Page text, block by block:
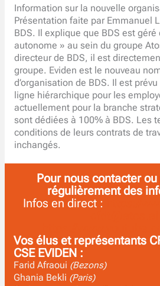
Information sur la nouvelle
Présentation faite par Emmanuel
BDS. Il explique que BDS est
autonome » au sein du groupe
directeur de BDS, il est
groupe. Eviden est le nouveau
d’organisation de BDS. Il est
ligne hiérarchique pour les
actuellement pour la branche
sont dédiées à 100% à BDS. Les
conditions de leurs contrats de
inchangés.
Pour nous contacter
régulièrement des
Infos en direct :
Vos élus et représentants
CSE EVIDEN :
Farid Afraoui (Bezons)
Ghania Bekli (Paris)